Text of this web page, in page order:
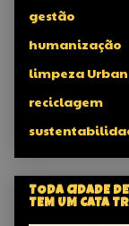
gestão
humanização
limpeza
reciclagem
TODA CIDADE
TEM UM CATA